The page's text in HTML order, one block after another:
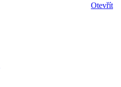
Otevřít